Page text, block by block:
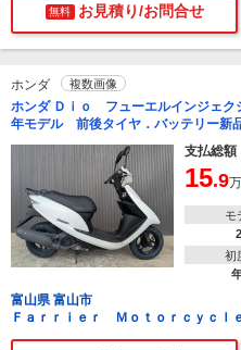
無料 お見積り/お問合せ
ホンダ 複数画像
ホンダ Ｄｉｏ フューエルインジェ
年モデル 前後タイヤ．バッテリー新
支払総額
15.9
モ
初
富山県 富山市
Ｆａｒｒｉｅｒ Ｍｏｔｏｒｃｙｃ